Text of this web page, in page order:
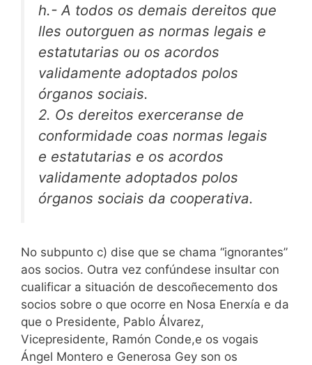
h.- A todos os demais dereitos que
lles outorguen as normas legais e
estatutarias ou os acordos
validamente adoptados polos
órganos sociais.
2. Os dereitos exerceranse de
conformidade coas normas legais
e estatutarias e os acordos
validamente adoptados polos
órganos sociais da cooperativa.
No subpunto c) dise que se chama “ignorantes”
aos socios. Outra vez confúndese insultar con
cualificar a situación de descoñecemento dos
socios sobre o que ocorre en Nosa Enerxía e da
que o Presidente, Pablo Álvarez,
Vicepresidente, Ramón Conde,e os vogais
Ángel Montero e Generosa Gey son os